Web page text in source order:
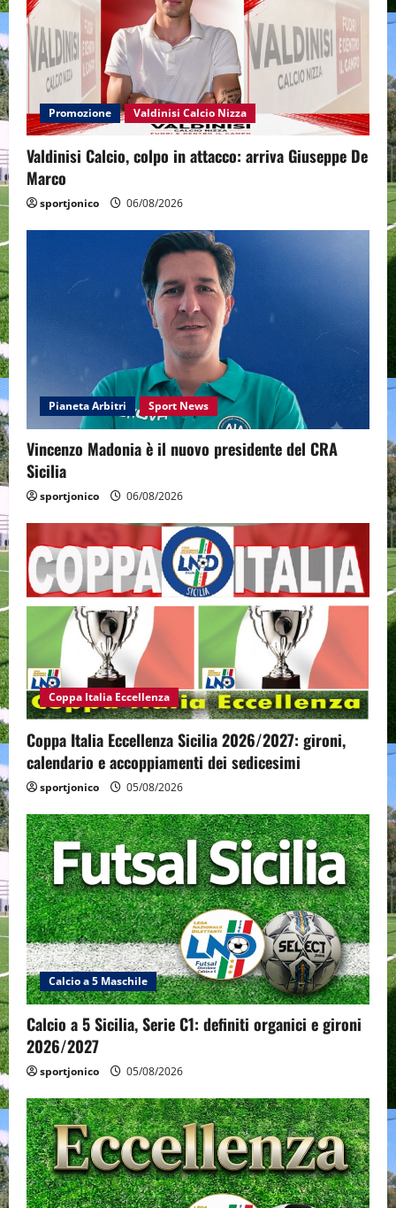
Promozione Valdinisi Calcio Nizza
Valdinisi Calcio, colpo in attacco: arriva Giuseppe De
Marco
sportjonico 06/08/2026
Pianeta Arbitri Sport News
Vincenzo Madonia è il nuovo presidente del CRA
Sicilia
sportjonico 06/08/2026
Coppa Italia Eccellenza
Coppa Italia Eccellenza Sicilia 2026/2027: gironi,
calendario e accoppiamenti dei sedicesimi
sportjonico 05/08/2026
Calcio a 5 Maschile
Calcio a 5 Sicilia, Serie C1: definiti organici e gironi
2026/2027
sportjonico 05/08/2026